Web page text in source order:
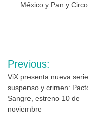
México y Pan y
Navegación
de
entradas
Previous:
ViX presenta nueva
suspenso y crimen:
Sangre, estreno 10 de
noviembre